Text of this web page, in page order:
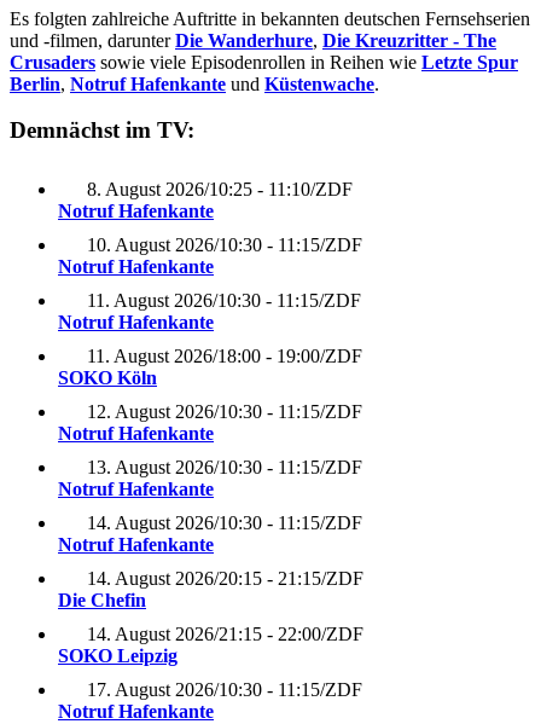
Es folgten zahlreiche Auftritte in bekannten deutschen Fernsehserien
und -filmen, darunterDie Wanderhure, Die Kreuzritter - The
Crusaders sowie viele Episodenrollen in Reihen wie Letzte Spur
Berlin, Notruf Hafenkante und Küstenwache.
Demnächst im TV:
8. August 2026/10:25 - 11:10/ZDF
Notruf Hafenkante
10. August 2026/10:30 - 11:15/ZDF
Notruf Hafenkante
11. August 2026/10:30 - 11:15/ZDF
Notruf Hafenkante
11. August 2026/18:00 - 19:00/ZDF
SOKO Köln
12. August 2026/10:30 - 11:15/ZDF
Notruf Hafenkante
13. August 2026/10:30 - 11:15/ZDF
Notruf Hafenkante
14. August 2026/10:30 - 11:15/ZDF
Notruf Hafenkante
14. August 2026/20:15 - 21:15/ZDF
Die Chefin
14. August 2026/21:15 - 22:00/ZDF
SOKO Leipzig
17. August 2026/10:30 - 11:15/ZDF
Notruf Hafenkante